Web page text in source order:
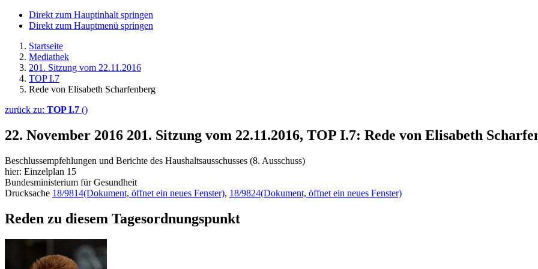
Direkt zum Hauptinhalt springen
Direkt zum Hauptmenü springen
Startseite
Mediathek
201. Sitzung vom 22.11.2016
TOP I.7
Rede von Elisabeth Scharfenberg
zurück zu: TOP I.7 ()
22. November 2016 201. Sitzung vom 22.11.2016, TOP I.7: Rede von Elisabeth
Beschlussempfehlungen und Berichte des Haushaltsausschusses (8. Ausschuss)
hier: Einzelplan 15
Bundesministerium für Gesundheit
Drucksache 18/9814(Dokument, öffnet ein neues Fenster), 18/9824(Dokument, öffnet ein neues Fenster)
Reden zu diesem Tagesordnungspunkt